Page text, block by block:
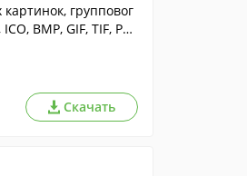
групповог
BMP, GIF, TIF, PN
Скачать